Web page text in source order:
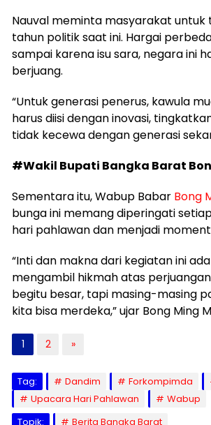
Nauval meminta masyarakat
tahun politik saat ini. Hargai
sampai karena isu sara, negara ini
berjuang.
“Untuk generasi penerus, kawula
harus diisi dengan inovasi,
tidak kecewa dengan generasi
#Wakil Bupati Bangka Barat
Sementara itu, Wabup Babar Bong
bunga ini memang diperingati
hari pahlawan dan menjadi
“Inti dan makna dari kegiatan ini
mengambil hikmah atas
begitu besar, tapi masing-masing
kita bisa merdeka,” ujar Bong Ming
1 2 »
Tag: Dandim Forkompimda
Upacara Hari Pahlawan
Wabup
Topik:
Berita Bangka Barat